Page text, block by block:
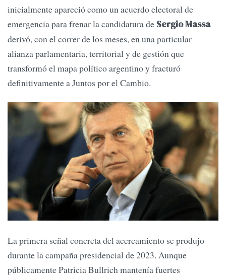
inicialmente apareció como un acuerdo electoral de
emergencia para frenar la candidatura de Sergio Massa
derivó, con el correr de los meses, en una particular
alianza parlamentaria, territorial y de gestión que
transformó el mapa político argentino y fracturó
definitivamente a Juntos por el Cambio.
La primera señal concreta del acercamiento se produjo
durante la campaña presidencial de 2023. Aunque
públicamente Patricia Bullrich mantenía fuertes